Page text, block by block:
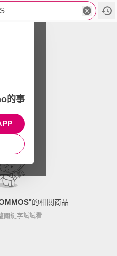
"的相關商品
關鍵字試試看
的事